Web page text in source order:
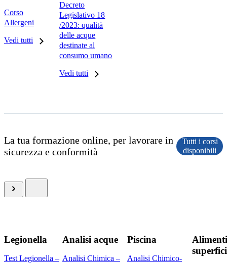
Corso
Allergeni
Vedi tutti
Decreto
Legislativo 18
/2023: qualità
delle acque
destinate al
consumo umano
Vedi tutti
La tua formazione online, per lavorare in
sicurezza e conformità
Tutti i corsi
disponibili
Legionella
Test Legionella –
Analisi acque
Analisi Chimica –
Piscina
Analisi Chimico-
superfici